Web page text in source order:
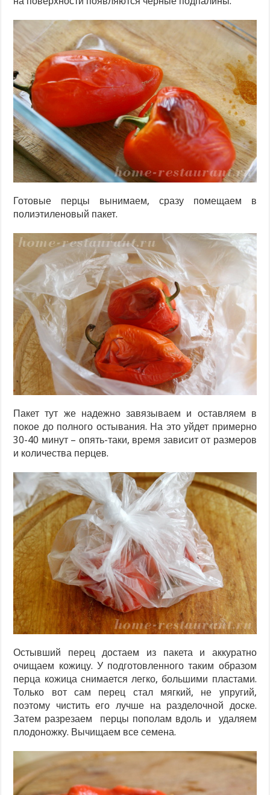
Готовые перцы вынимаем, сразу помещаем в
полиэтиленовый пакет.
Пакет тут же надежно завязываем и оставляем в
покое до полного остывания. На это уйдет примерно
30-40 минут – опять-таки, время зависит от размеров
и количества перцев.
Остывший перец достаем из пакета и аккуратно
очищаем кожицу. У подготовленного таким образом
перца кожица снимается легко, большими пластами.
Только вот сам перец стал мягкий, не упругий,
поэтому чистить его лучше на разделочной доске.
Затем разрезаем перцы пополам вдоль и удаляем
плодоножку. Вычищаем все семена.